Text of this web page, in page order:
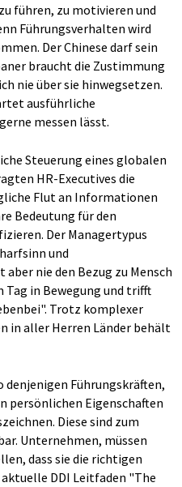
führen, zu motivieren und
Führungsverhalten wird
Der Chinese darf sein
braucht die Zustimmung
nie über sie hinwegsetzen.
ausführliche
messen lässt.
Steuerung eines globalen
HR-Executives die
Flut an Informationen
Bedeutung für den
Der Managertypus
und
nie den Bezug zu Mensch
Tag in Bewegung und trifft
Trotz komplexer
in aller Herren Länder behält
Führungskräften,
persönlichen Eigenschaften
Diese sind zum
Unternehmen, müssen
dass sie die richtigen
DDI Leitfaden "The